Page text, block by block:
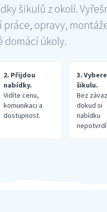
šikulů z okolí.
opravy,
domácí úkoly.
2. Přijdou
nabídky.
Vidíte cenu,
komunikaci a
dostupnost.
3.
šikulu.
Bez
dokud si
nabídku